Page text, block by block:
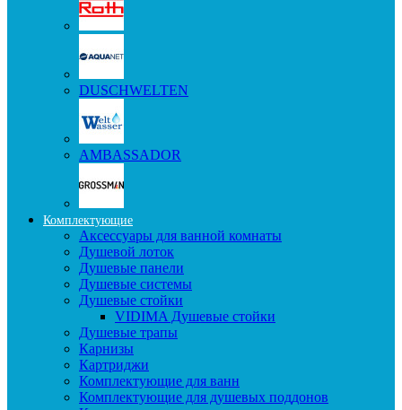
DUSCHWELTEN
AMBASSADOR
Комплектующие
Аксессуары для ванной комнаты
Душевой лоток
Душевые панели
Душевые системы
Душевые стойки
VIDIMA Душевые стойки
Душевые трапы
Карнизы
Картриджи
Комплектующие для ванн
Комплектующие для душевых поддонов